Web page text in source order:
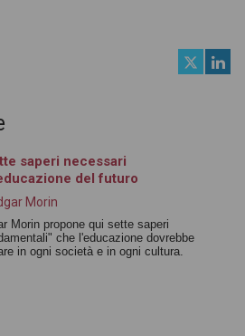
saperi necessari
del futuro
Morin
Morin propone qui sette saperi
che l'educazione dovrebbe
in ogni società e in ogni cultura.